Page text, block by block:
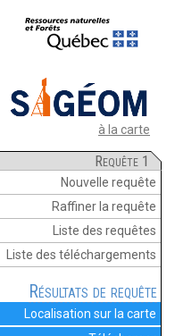
à la carte
Requête 1
Nouvelle requête
Raffiner la requête
Liste des requêtes
Liste des téléchargements
Résultats de requête
Localisation sur la carte